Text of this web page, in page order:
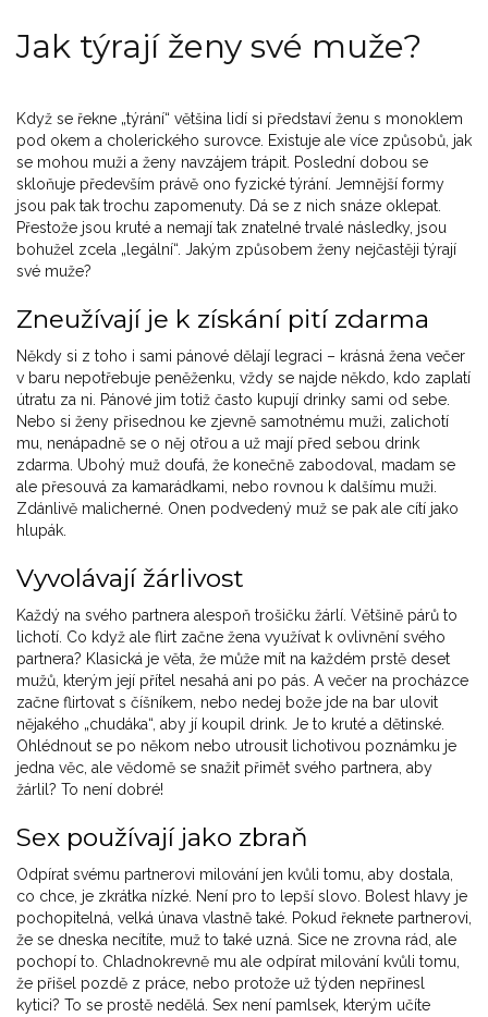
Jak týrají ženy své muže?
Když se řekne „týrání“ většina lidí si představí ženu s monoklem
pod okem a cholerického surovce. Existuje ale více způsobů, jak
se mohou muži a ženy navzájem trápit. Poslední dobou se
skloňuje především právě ono fyzické týrání. Jemnější formy
jsou pak tak trochu zapomenuty. Dá se z nich snáze oklepat.
Přestože jsou kruté a nemají tak znatelné trvalé následky, jsou
bohužel zcela „legální“. Jakým způsobem ženy nejčastěji týrají
své muže?
Zneužívají je k získání pití zdarma
Někdy si z toho i sami pánové dělají legraci – krásná žena večer
v baru nepotřebuje peněženku, vždy se najde někdo, kdo zaplatí
útratu za ni. Pánové jim totiž často kupují drinky sami od sebe.
Nebo si ženy přisednou ke zjevně samotnému muži, zalichotí
mu, nenápadně se o něj otřou a už mají před sebou drink
zdarma. Ubohý muž doufá, že konečně zabodoval, madam se
ale přesouvá za kamarádkami, nebo rovnou k dalšímu muži.
Zdánlivě malicherné. Onen podvedený muž se pak ale cítí jako
hlupák.
Vyvolávají žárlivost
Každý na svého partnera alespoň trošičku žárlí. Většině párů to
lichotí. Co když ale flirt začne žena využívat k ovlivnění svého
partnera? Klasická je věta, že může mít na každém prstě deset
mužů, kterým její přítel nesahá ani po pás. A večer na procházce
začne flirtovat s číšníkem, nebo nedej bože jde na bar ulovit
nějakého „chudáka“, aby jí koupil drink. Je to kruté a dětinské.
Ohlédnout se po někom nebo utrousit lichotivou poznámku je
jedna věc, ale vědomě se snažit přimět svého partnera, aby
žárlil? To není dobré!
Sex používají jako zbraň
Odpírat svému partnerovi milování jen kvůli tomu, aby dostala,
co chce, je zkrátka nízké. Není pro to lepší slovo. Bolest hlavy je
pochopitelná, velká únava vlastně také. Pokud řeknete partnerovi,
že se dneska necítíte, muž to také uzná. Sice ne zrovna rád, ale
pochopí to. Chladnokrevně mu ale odpírat milování kvůli tomu,
že přišel pozdě z práce, nebo protože už týden nepřinesl
kytici? To se prostě nedělá. Sex není pamlsek, kterým učíte